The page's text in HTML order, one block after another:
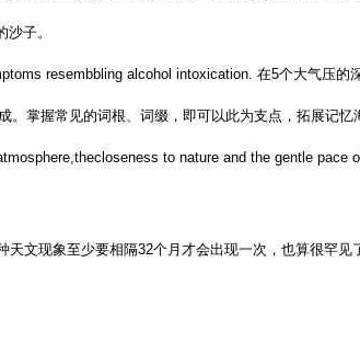
子。
resembbling alcohol intoxication. 在5个大气压的
掌握常见的词根、词缀，即可以此为支点，拓展记忆
to nature and the gentle pace
天文现象至少要相隔32个月才会出现一次，也算很罕